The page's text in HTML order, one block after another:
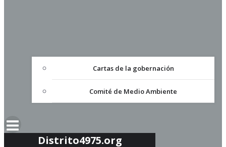
Cartas de la gobernación
Comité de Medio Ambiente
Distrito4975.org